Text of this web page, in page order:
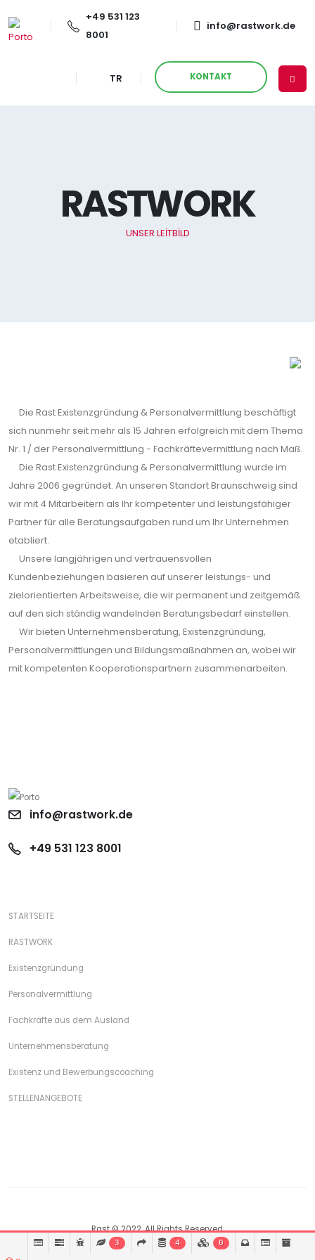
+49 531 123
8001
info@rastwork.de
TR KONTAKT
RASTWORK
UNSER LEITBILD
Die Rast Existenzgründung & Personalvermittlung beschäftigt
sich nunmehr seit mehr als 15 Jahren erfolgreich mit dem Thema
Nr. 1 / der Personalvermittlung - Fachkräftevermittlung nach Maß.
Die Rast Existenzgründung & Personalvermittlung wurde im
Jahre 2006 gegründet. An unseren Standort Braunschweig sind
wir mit 4 Mitarbeitern als Ihr kompetenter und leistungsfähiger
Partner für alle Beratungsaufgaben rund um Ihr Unternehmen
etabliert.
Unsere langjährigen und vertrauensvollen
Kundenbeziehungen basieren auf unserer leistungs- und
zielorientierten Arbeitsweise, die wir permanent und zeitgemäß
auf den sich ständig wandelnden Beratungsbedarf einstellen.
Wir bieten Unternehmensberatung, Existenzgründung,
Personalvermittlungen und Bildungsmaßnahmen an, wobei wir
mit kompetenten Kooperationspartnern zusammenarbeiten.
info@rastwork.de
+49 531 123 8001
STARTSEITE
RASTWORK
Existenzgründung
Personalvermittlung
Fachkräfte aus dem Ausland
Unternehmensberatung
Existenz und Bewerbungscoaching
STELLENANGEBOTE
Rast © 2022. All Rights Reserved.
3 4 0